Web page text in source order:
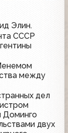
Элин.
СССР
между
дел
Доминго
двух